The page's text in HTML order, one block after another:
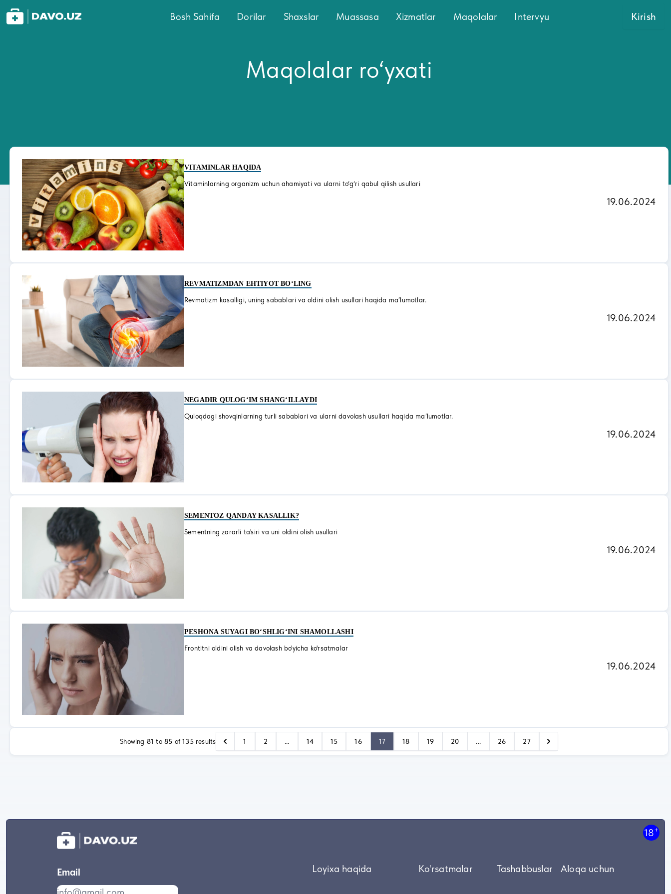
Bosh Sahifa Dorilar Shaxslar Muassasa Xizmatlar Maqolalar Intervyu Kirish
Maqolalar ro‘yxati
VITAMINLAR HAQIDA
Vitaminlarning organizm uchun ahamiyati va ularni to‘g‘ri qabul qilish usullari
19.06.2024
RЕVMATIZMDAN EHTIYOT BO‘LING
Revmatizm kasalligi, uning sabablari va oldini olish usullari haqida ma’lumotlar.
19.06.2024
NЕGADIR QULOG‘IM SHANG‘ILLAYDI
Quloqdagi shovqinlarning turli sabablari va ularni davolash usullari haqida ma’lumotlar.
19.06.2024
SEMENTOZ QANDAY KASALLIK?
Sementning zararli ta'siri va uni oldini olish usullari
19.06.2024
PESHONA SUYAGI BO‘SHLIG‘INI SHAMOLLASHI
Frontitni oldini olish va davolash bo'yicha ko'rsatmalar
19.06.2024
Showing 81 to85 of135results 1 2 ... 14 15 16 17 18 19 20 ... 26 27
18+
Email Loyixa haqida Ko'rsatmalar Tashabbuslar Aloqa uchun